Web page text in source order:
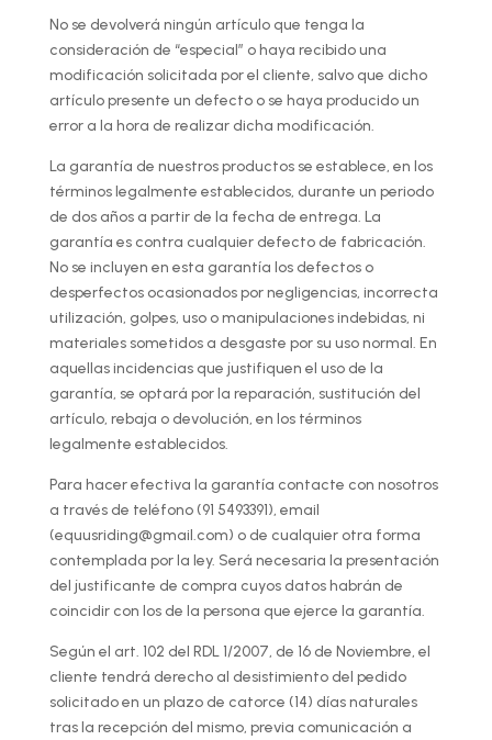
No se devolverá ningún artículo que tenga la
consideración de “especial” o haya recibido una
modificación solicitada por el cliente, salvo que dicho
artículo presente un defecto o se haya producido un
error a la hora de realizar dicha modificación.
La garantía de nuestros productos se establece, en los
términos legalmente establecidos, durante un periodo
de dos años a partir de la fecha de entrega. La
garantía es contra cualquier defecto de fabricación.
No se incluyen en esta garantía los defectos o
desperfectos ocasionados por negligencias, incorrecta
utilización, golpes, uso o manipulaciones indebidas, ni
materiales sometidos a desgaste por su uso normal. En
aquellas incidencias que justifiquen el uso de la
garantía, se optará por la reparación, sustitución del
artículo, rebaja o devolución, en los términos
legalmente establecidos.
Para hacer efectiva la garantía contacte con nosotros
a través de teléfono (91 5493391), email
(equusriding@gmail.com) o de cualquier otra forma
contemplada por la ley. Será necesaria la presentación
del justificante de compra cuyos datos habrán de
coincidir con los de la persona que ejerce la garantía.
Según el art. 102 del RDL 1/2007, de 16 de Noviembre, el
cliente tendrá derecho al desistimiento del pedido
solicitado en un plazo de catorce (14) días naturales
tras la recepción del mismo, previa comunicación a